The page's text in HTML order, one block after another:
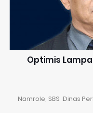
Optimis
Namrole, SBS Dinas